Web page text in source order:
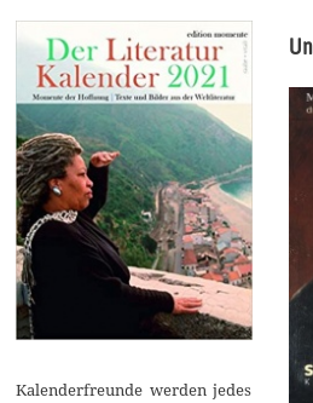
Kalenderfreunde werden jedes